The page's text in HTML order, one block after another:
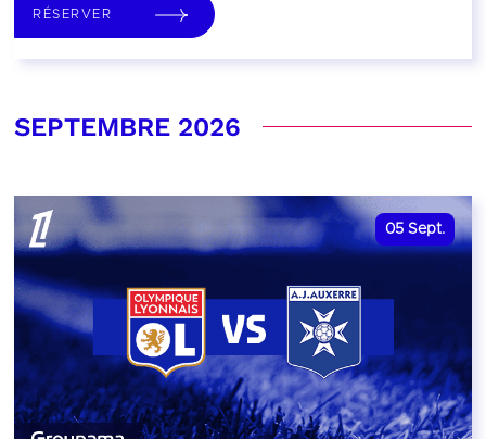
RÉSERVER
SEPTEMBRE 2026
05 Sept.